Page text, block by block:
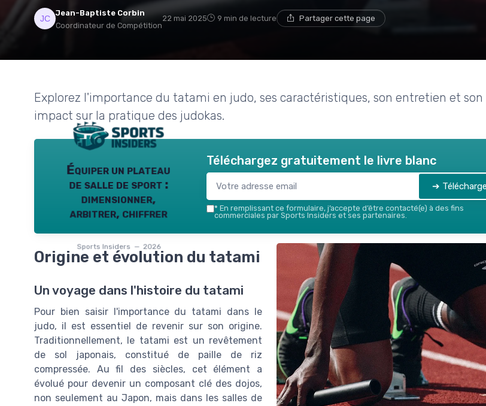
Jean-Baptiste Corbin
Coordinateur de Compétition
22 mai 2025 9 min de lecture Partager cette page
Explorez l'importance du tatami en judo, ses caractéristiques, son entretien et son
impact sur la pratique des judokas.
Équiper un plateau
de salle de sport :
dimensionner,
arbitrer, chiffrer
Sports Insiders — 2026
Téléchargez gratuitement le livre blanc
➔
* En remplissant ce formulaire, j’accepte d’être contacté(e) à des fins
commerciales par Sports Insiders et ses partenaires.
Origine et évolution du tatami
Un voyage dans l'histoire du tatami
Pour bien saisir l'importance du tatami dans le
judo, il est essentiel de revenir sur son origine.
Traditionnellement, le tatami est un revêtement
de sol japonais, constitué de paille de riz
compressée. Au fil des siècles, cet élément a
évolué pour devenir un composant clé des dojos,
non seulement au Japon, mais dans les salles de